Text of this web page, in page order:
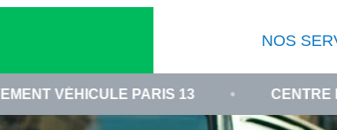
NOS
PARIS 13 • CENTRE DE